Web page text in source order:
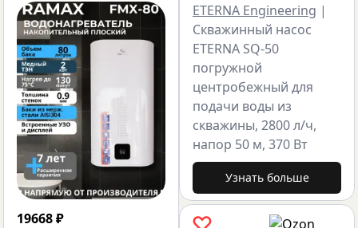
19668₽
ETERNA Engineering |
Скважинный насос
ETERNA SQ-50
погружной
центробежный для
подачи воды из
скважины, 2800 л/ч,
напор 50 м, 370 Вт
Узнать больше